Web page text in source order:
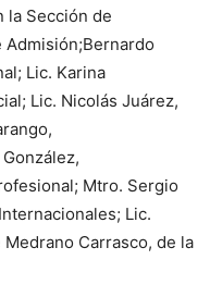
la Sección de
Admisión;Bernardo
; Lic. Karina
; Lic. Nicolás Juárez,
; Mtro. Sergio
Internacionales; Lic.
Medrano Carrasco, de la